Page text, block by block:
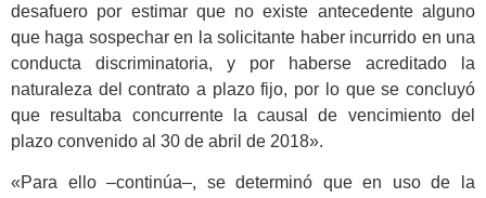
desafuero por estimar que no existe antecedente alguno
que haga sospechar en la solicitante haber incurrido en una
conducta discriminatoria, y por haberse acreditado la
naturaleza del contrato a plazo fijo, por lo que se concluyó
que resultaba concurrente la causal de vencimiento del
plazo convenido al 30 de abril de 2018».
«Para ello –continúa–, se determinó que en uso de la